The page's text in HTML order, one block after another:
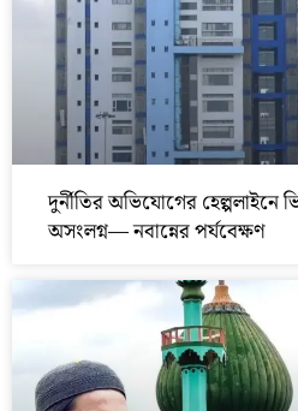
দুর্নীতির অভিযোগের
অসংলগ্ন— নবান্নের পর্যবেক্ষণ